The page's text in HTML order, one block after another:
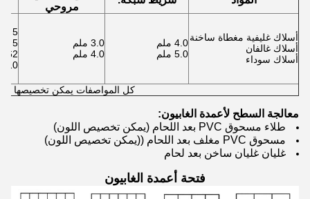
مروحي
أسلاك غليفية مغطاة ساخنة
أسلاك غالفان
أسلاك سوداء
4.0 ملم
5.0 ملم
3.0 ملم
4.0 ملم
5 × 5 سم
5 × 10 سم،
10 × 10 سم
كل المواصفات يمكن تخصيصها
معالجة السطح لأعمدة الغابيون:
طلاء مسحوق PVC بعد اللحام (يمكن تخصيص اللون)
مسحوق PVC مغلف بعد اللحام ((يمكن تخصيص اللون)
غليان غليان ساخن بعد لحام
فتحة أعمدة الغابيون